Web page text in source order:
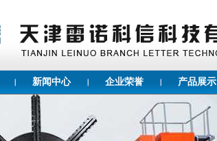
新闻中心 企业荣誉 产品展示